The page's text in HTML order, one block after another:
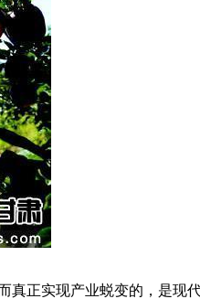
正实现产业蜕变的，是现